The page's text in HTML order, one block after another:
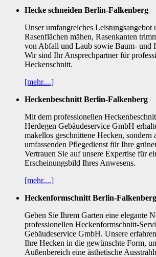
Hecke schneiden Berlin-Falkenberg
Unser umfangreiches Leistungsangebot
Rasenflächen mähen, Rasenkanten
von Abfall und Laub sowie Baum- und
Wir sind Ihr Ansprechpartner für
Heckenschnitt.
[mehr....]
Heckenbeschnitt Berlin-Falkenberg
Mit dem professionellen
Herdegen Gebäudeservice GmbH
makellos geschnittene Hecken, sondern
umfassenden Pflegedienst für Ihre
Vertrauen Sie auf unsere Expertise für
Erscheinungsbild Ihres Anwesens.
[mehr....]
Heckenformschnitt Berlin-Falkenberg
Geben Sie Ihrem Garten eine elegante
professionellen Heckenformschnitt-
Gebäudeservice GmbH. Unsere
Ihre Hecken in die gewünschte Form,
Außenbereich eine ästhetische